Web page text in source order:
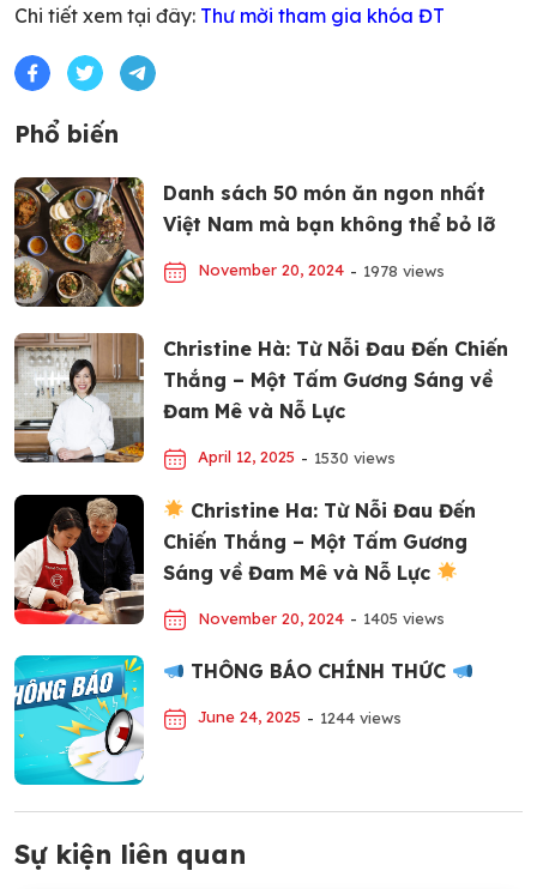
Chi tiết xem tại đây: Thư mời tham gia khóa ĐT
Phổ biến
Danh sách 50 món ăn ngon nhất
Việt Nam mà bạn không thể bỏ lỡ
November 20, 2024 - 1978 views
Christine Hà: Từ Nỗi Đau Đến Chiến
Thắng – Một Tấm Gương Sáng về
Đam Mê và Nỗ Lực
April 12, 2025 - 1530 views
Christine Ha: Từ Nỗi Đau Đến
Chiến Thắng – Một Tấm Gương
Sáng về Đam Mê và Nỗ Lực
November 20, 2024 - 1405 views
THÔNG BÁO CHÍNH THỨC
June 24, 2025 - 1244 views
Sự kiện liên quan